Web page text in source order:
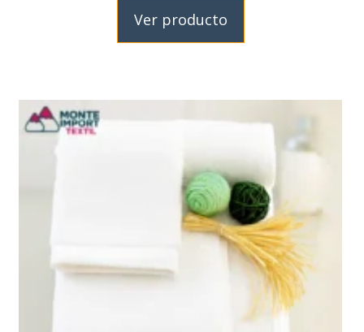
Ver producto